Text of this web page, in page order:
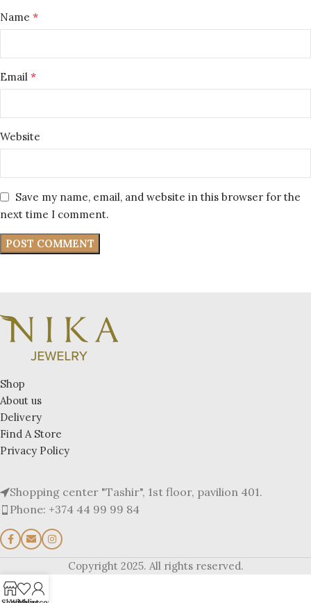
Name *
Email *
Website
Save my name, email, and website in this browser for the
next time I comment.
Shop
About us
Delivery
Find A Store
Privacy Policy
Shopping center "Tashir", 1st floor, pavilion 401.
Phone: +374 44 99 99 84
Copyright 2025. All rights reserved.